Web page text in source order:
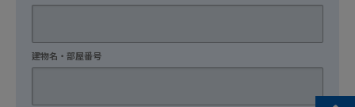
建物名・部屋番号